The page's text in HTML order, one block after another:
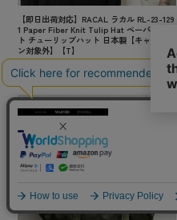
【即日出荷対応】RACAL ラカル RL-23-129
1 Paper Fiber Knit Tulip Hat ペーパーニッ
ト チューリップハット 日本製【キャンペー
ン対象外】【T】
¥11,000(税込)